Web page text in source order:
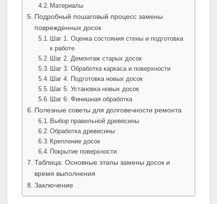
Материалы
Подробный пошаговый процесс замены
поврежденных досок
Шаг 1. Оценка состояния стены и подготовка
к работе
Шаг 2. Демонтаж старых досок
Шаг 3. Обработка каркаса и поверхности
Шаг 4. Подготовка новых досок
Шаг 5. Установка новых досок
Шаг 6. Финишная обработка
Полезные советы для долговечности ремонта
Выбор правильной древесины
Обработка древесины
Крепление досок
Покрытие поверхности
Таблица: Основные этапы замены досок и
время выполнения
Заключение